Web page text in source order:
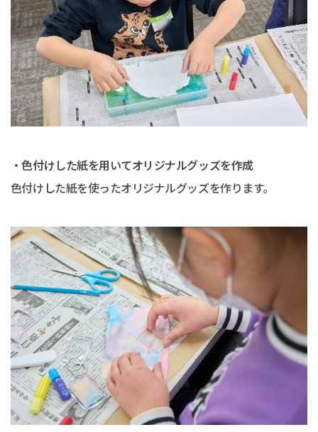
・色付けした紙を用いてオリジナルグッズを作成
色付けした紙を使ったオリジナルグッズを作ります。